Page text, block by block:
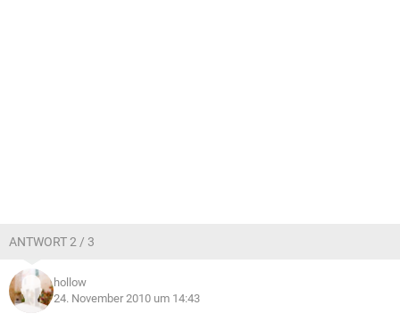
ANTWORT 2 / 3
hollow
24. November 2010 um 14:43